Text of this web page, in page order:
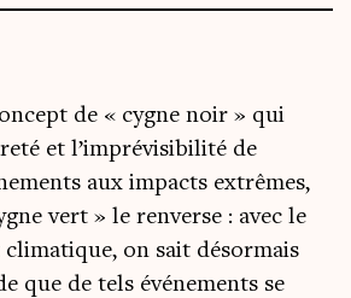
de « cygne noir » qui
et l’imprévisibilité de
aux impacts extrêmes,
vert » le renverse : avec le
climatique, on sait désormais
que de tels événements se